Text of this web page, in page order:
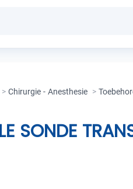
> Chirurgie - Anesthesie >
SONDE